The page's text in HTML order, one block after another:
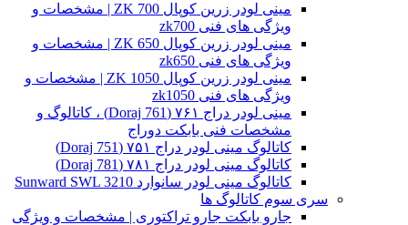
مینی لودر زرین کوپال ZK 700 | مشخصات و
ویژگی های فنی zk700
مینی لودر زرین کوپال ZK 650 | مشخصات و
ویژگی های فنی zk650
مینی لودر زرین کوپال ZK 1050 | مشخصات و
ویژگی های فنی zk1050
مینی لودر دراج ۷۶۱ (Doraj 761) ، کاتالوگ و
مشخصات فنی بابکت دوراج
کاتالوگ مینی لودر دراج ۷۵۱ (Doraj 751)
کاتالوگ مینی لودر دراج ۷۸۱ (Doraj 781)
کاتالوگ مینی لودر سانوارد Sunward SWL 3210
سری سوم کاتالوگ ها
جارو بابکت جارو تراکتوری | مشخصات و ویژگی